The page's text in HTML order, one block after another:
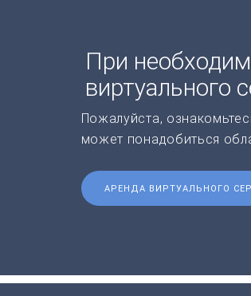
При
виртуального
Пожалуйста,
может понадобиться
АРЕНДА ВИРТУАЛЬНОГО